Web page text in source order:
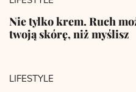
Nie tylko krem. Ruch
twoją skórę, niż myślisz
LIFESTYLE